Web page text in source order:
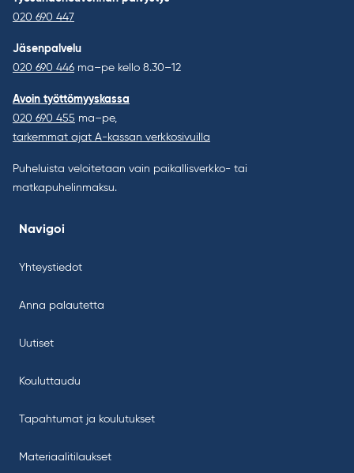
020 690 447
Jäsenpalvelu
020 690 446 ma–pe kello 8.30–12
Avoin työttömyyskassa
020 690 455 ma–pe,
tarkemmat ajat A-kassan verkkosivuilla
Puheluista veloitetaan vain paikallisverkko- tai
matkapuhelinmaksu.
Navigoi
Yhteystiedot
Anna palautetta
Uutiset
Kouluttaudu
Tapahtumat ja koulutukset
Materiaalitilaukset